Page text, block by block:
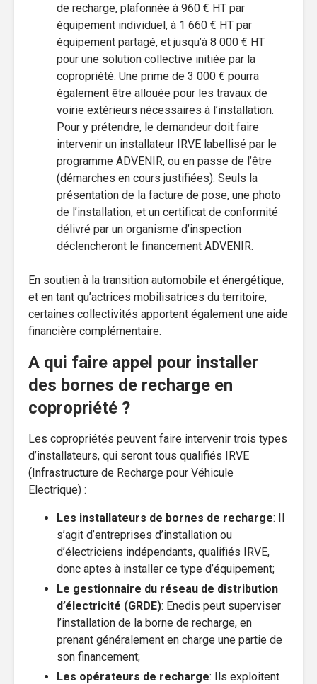
de recharge, plafonnée à 960 € HT par
équipement individuel, à 1 660 € HT par
équipement partagé, et jusqu’à 8 000 € HT
pour une solution collective initiée par la
copropriété. Une prime de 3 000 € pourra
également être allouée pour les travaux de
voirie extérieurs nécessaires à l’installation.
Pour y prétendre, le demandeur doit faire
intervenir un installateur IRVE labellisé par le
programme ADVENIR, ou en passe de l’être
(démarches en cours justifiées). Seuls la
présentation de la facture de pose, une photo
de l’installation, et un certificat de conformité
délivré par un organisme d’inspection
déclencheront le financement ADVENIR.
En soutien à la transition automobile et énergétique,
et en tant qu’actrices mobilisatrices du territoire,
certaines collectivités apportent également une aide
financière complémentaire.
A qui faire appel pour installer
des bornes de recharge en
copropriété ?
Les copropriétés peuvent faire intervenir trois types
d’installateurs, qui seront tous qualifiés IRVE
(Infrastructure de Recharge pour Véhicule
Electrique) :
Les installateurs de bornes de recharge: Il
s’agit d’entreprises d’installation ou
d’électriciens indépendants, qualifiés IRVE,
donc aptes à installer ce type d’équipement;
Le gestionnaire du réseau de distribution
d’électricité (GRDE): Enedis peut superviser
l’installation de la borne de recharge, en
prenant généralement en charge une partie de
son financement;
Les opérateurs de recharge: Ils exploitent